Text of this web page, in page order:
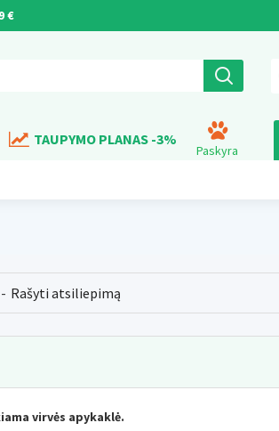
€
TAUPYMO PLANAS -3%
Paskyra
- Rašyti atsiliepimą
virvės apykaklė.